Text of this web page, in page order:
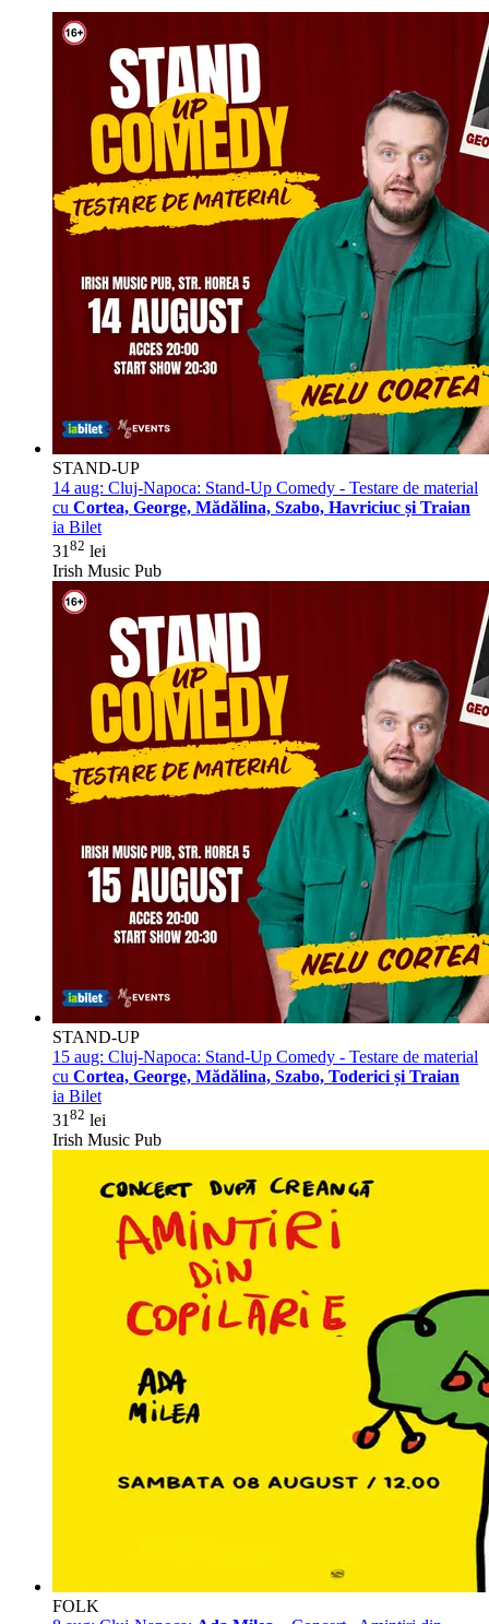
STAND-UP
14 aug: Cluj-Napoca: Stand-Up Comedy - Testare de material
cu Cortea, George, Mădălina, Szabo, Havriciuc și Traian
ia Bilet
31 82 lei
Irish Music Pub
STAND-UP
15 aug: Cluj-Napoca: Stand-Up Comedy - Testare de material
cu Cortea, George, Mădălina, Szabo, Toderici și Traian
ia Bilet
31 82 lei
Irish Music Pub
FOLK